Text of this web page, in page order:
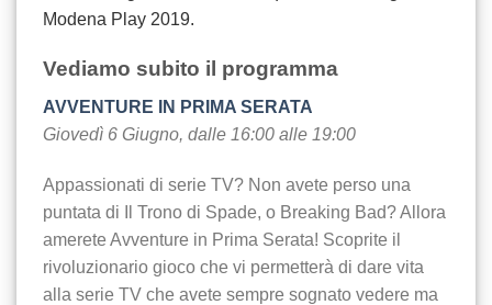
Modena Play 2019.
Vediamo subito il programma
AVVENTURE IN PRIMA SERATA
Giovedì 6 Giugno, dalle 16:00 alle 19:00
Appassionati di serie TV? Non avete perso una
puntata di Il Trono di Spade, o Breaking Bad? Allora
amerete Avventure in Prima Serata! Scoprite il
rivoluzionario gioco che vi permetterà di dare vita
alla serie TV che avete sempre sognato vedere ma